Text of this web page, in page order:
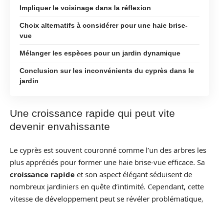
Impliquer le voisinage dans la réflexion
Choix alternatifs à considérer pour une haie brise-
vue
Mélanger les espèces pour un jardin dynamique
Conclusion sur les inconvénients du cyprès dans le
jardin
Une croissance rapide qui peut vite
devenir envahissante
Le cyprès est souvent couronné comme l’un des arbres les
plus appréciés pour former une haie brise-vue efficace. Sa
croissance rapide et son aspect élégant séduisent de
nombreux jardiniers en quête d’intimité. Cependant, cette
vitesse de développement peut se révéler problématique,